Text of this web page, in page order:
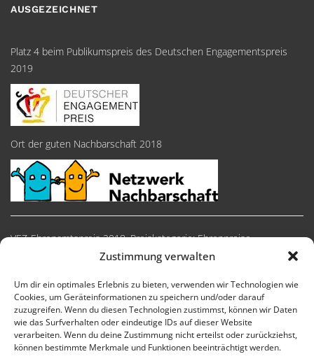
Zustimmung verwalten
Um dir ein optimales Erlebnis zu bieten, verwenden wir Technologien wie
Cookies, um Geräteinformationen zu speichern und/oder darauf
zuzugreifen. Wenn du diesen Technologien zustimmst, können wir Daten
wie das Surfverhalten oder eindeutige IDs auf dieser Website
verarbeiten. Wenn du deine Zustimmung nicht erteilst oder zurückziehst,
können bestimmte Merkmale und Funktionen beeinträchtigt werden.
AUSGEZEICHNET
Platz 4 beim Publikumspreis des Deutschen Engagementspreis
2019
Ort der guten Nachbarschaft 2018
VEZ-Ehrenamtspreis 2018, Preiskategorie: Ehrenpreise